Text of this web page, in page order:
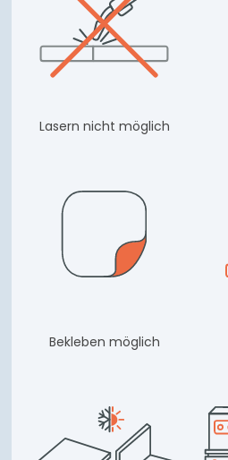
Lasern nicht möglich
Bekleben möglich